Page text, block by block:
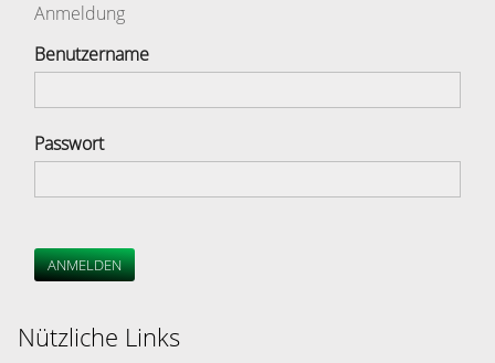
Anmeldung
Benutzername
Passwort
ANMELDEN
Nützliche Links